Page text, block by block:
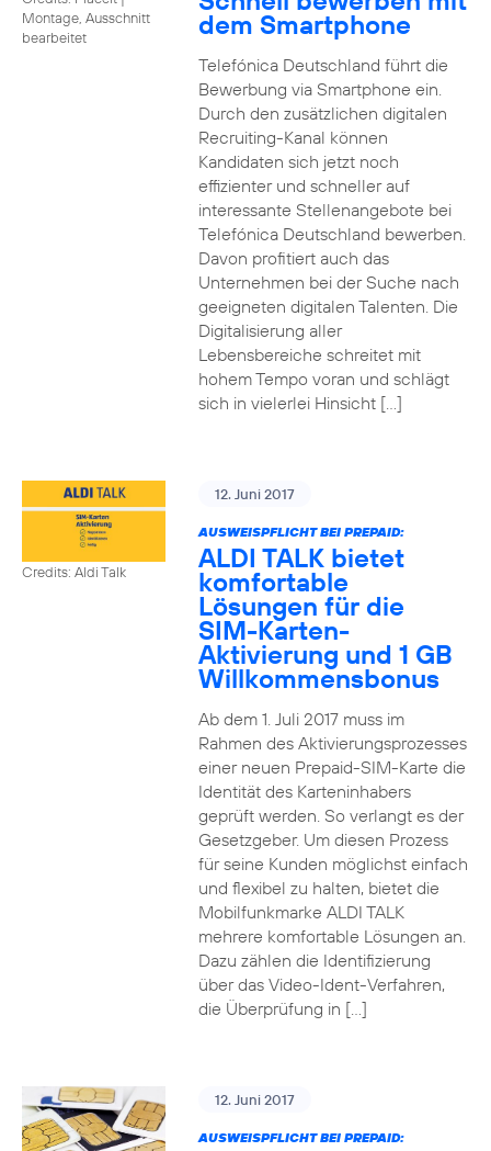
Montage, Ausschnitt
bearbeitet
dem Smartphone
Telefónica Deutschland führt die
Bewerbung via Smartphone ein.
Durch den zusätzlichen digitalen
Recruiting-Kanal können
Kandidaten sich jetzt noch
effizienter und schneller auf
interessante Stellenangebote bei
Telefónica Deutschland bewerben.
Davon profitiert auch das
Unternehmen bei der Suche nach
geeigneten digitalen Talenten. Die
Digitalisierung aller
Lebensbereiche schreitet mit
hohem Tempo voran und schlägt
sich in vielerlei Hinsicht […]
Credits: Aldi Talk
12. Juni 2017
AUSWEISPFLICHT BEI PREPAID:
ALDI TALK bietet
komfortable
Lösungen für die
SIM-Karten-
Aktivierung und 1 GB
Willkommensbonus
Ab dem 1. Juli 2017 muss im
Rahmen des Aktivierungsprozesses
einer neuen Prepaid-SIM-Karte die
Identität des Karteninhabers
geprüft werden. So verlangt es der
Gesetzgeber. Um diesen Prozess
für seine Kunden möglichst einfach
und flexibel zu halten, bietet die
Mobilfunkmarke ALDI TALK
mehrere komfortable Lösungen an.
Dazu zählen die Identifizierung
über das Video-Ident-Verfahren,
die Überprüfung in […]
12. Juni 2017
AUSWEISPFLICHT BEI PREPAID: